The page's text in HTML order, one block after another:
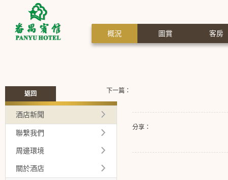
概況 圖賞 客房
分享：
下一篇：
返回
酒店新聞
聯繫我們
周邊環境
關於酒店